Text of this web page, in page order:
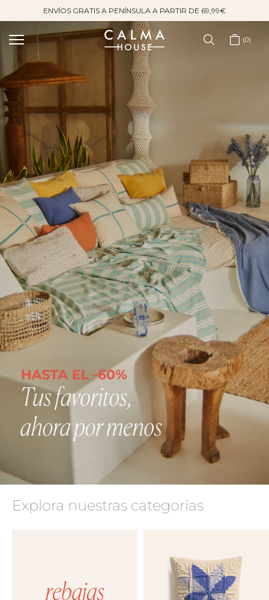
contenido
ENVÍOS GRATIS A PENÍNSULA A PARTIR DE 69,99€
0
Explora nuestras categorías